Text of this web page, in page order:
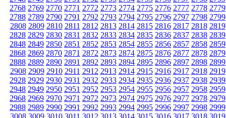
2768 2769 2770 2771 2772 2773 2774 2775 2776 2777 2778 2779
2788 2789 2790 2791 2792 2793 2794 2795 2796 2797 2798 2799
2808 2809 2810 2811 2812 2813 2814 2815 2816 2817 2818 2819
2828 2829 2830 2831 2832 2833 2834 2835 2836 2837 2838 2839
2848 2849 2850 2851 2852 2853 2854 2855 2856 2857 2858 2859
2868 2869 2870 2871 2872 2873 2874 2875 2876 2877 2878 2879
2888 2889 2890 2891 2892 2893 2894 2895 2896 2897 2898 2899
2908 2909 2910 2911 2912 2913 2914 2915 2916 2917 2918 2919
2928 2929 2930 2931 2932 2933 2934 2935 2936 2937 2938 2939
2948 2949 2950 2951 2952 2953 2954 2955 2956 2957 2958 2959
2968 2969 2970 2971 2972 2973 2974 2975 2976 2977 2978 2979
2988 2989 2990 2991 2992 2993 2994 2995 2996 2997 2998 2999
3008 3009 3010 3011 3012 3013 3014 3015 3016 3017 3018 3019